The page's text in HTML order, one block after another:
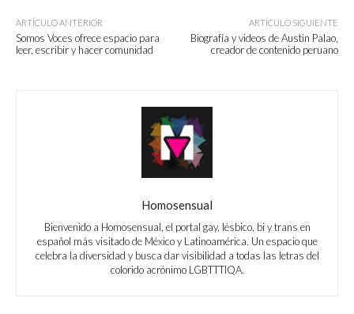
ARTÍCULO ANTERIOR
Somos Voces ofrece espacio para
leer, escribir y hacer comunidad
ARTÍCULO SIGUIENTE
Biografía y videos de Austin Palao,
creador de contenido peruano
Homosensual
Bienvenido a Homosensual, el portal gay, lésbico, bi y trans en
español más visitado de México y Latinoamérica. Un espacio que
celebra la diversidad y busca dar visibilidad a todas las letras del
colorido acrónimo LGBTTTIQA.